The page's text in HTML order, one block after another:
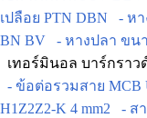
เปลือย PTN DBN
- ห
BN BV
- หางปลา ขน
เทอร์มินอล บาร์กราว
- ข้อต่อรวมสาย MCB
H1Z2Z2-K 4 mm2
- ส